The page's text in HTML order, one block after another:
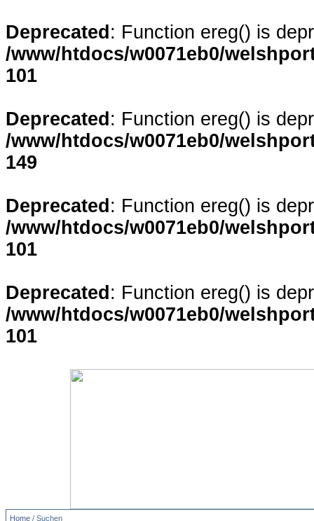
Deprecated : Function ereg() is
/www/htdocs/w0071eb0/
101
Deprecated : Function ereg() is
/www/htdocs/w0071eb0/
149
Deprecated : Function ereg() is
/www/htdocs/w0071eb0/
101
Deprecated : Function ereg() is
/www/htdocs/w0071eb0/
101
Home / Suchen